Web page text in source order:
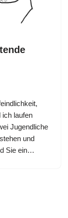
ich laufen
Jugendliche
und
Sie ein…